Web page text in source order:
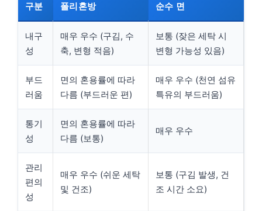
구분 폴리혼방 순수 면
내구
성
매우 우수 (구김, 수
축, 변형 적음)
보통 (잦은 세탁 시
변형 가능성 있음)
부드
러움
면의 혼용률에 따라
다름 (부드러운 편)
매우 우수 (천연 섬유
특유의 부드러움)
통기
성
면의 혼용률에 따라
다름 (보통)
매우 우수
관리
편의
성
매우 우수 (쉬운 세탁
및 건조)
보통 (구김 발생, 건
조 시간 소요)